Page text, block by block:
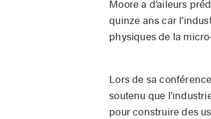
Moore a d’aileurs
quinze ans car
physiques de la
Lors de sa
soutenu que
pour construire des